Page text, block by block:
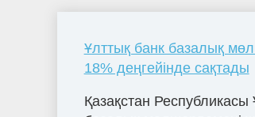
Ұлттық банк базалық
18% деңгейінде сақтады
Қазақстан Республикасы